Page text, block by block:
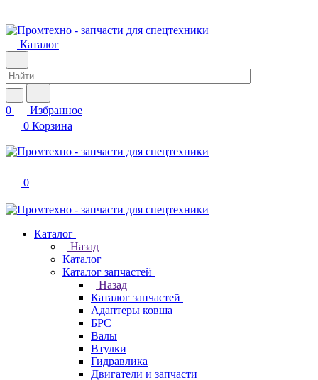
Каталог
0
Избранное
0 Корзина
0
Каталог
Назад
Каталог
Каталог запчастей
Назад
Каталог запчастей
Адаптеры ковша
БРС
Валы
Втулки
Гидравлика
Двигатели и запчасти